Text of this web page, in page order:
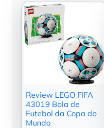
Review LEGO FIFA
43019 Bola de
Futebol da Copa do
Mundo